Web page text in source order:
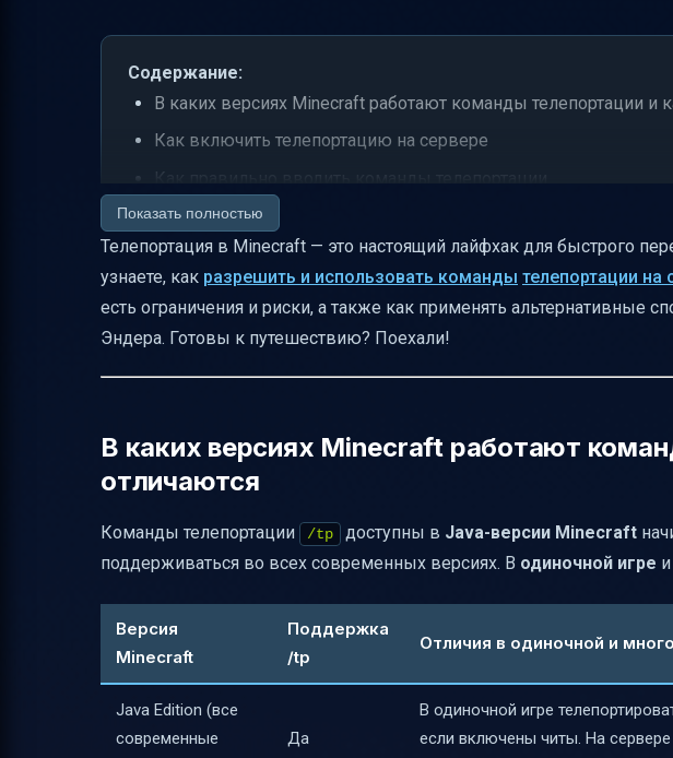
Содержание:
В каких версиях Minecraft работают команды телепортации и
Как включить телепортацию на сервере
Как правильно вводить команды телепортации
Как узнать координаты для телепортации
Практические примеры команд телепортации
Ограничения и риски при телепортации
Телепортация через перлы Эндера — альтернатива командам
Частые ошибки и как их избежать
Что проверить после телепортации
Показать полностью
Телепортация в Minecraft — это настоящий лайфхак для быстрого
узнаете, как разрешить и использовать команды телепортации на
есть ограничения и риски, а также как применять альтернативные
Эндера. Готовы к путешествию? Поехали!
В каких версиях Minecraft работают
отличаются
Команды телепортации /tp доступны в Java-версии Minecraft
поддерживаться во всех современных версиях. В одиночной игре
Версия
Minecraft
Поддержка
/tp
Отличия в одиночной и
Java Edition (все
современные
Да
В одиночной игре
если включены читы. На